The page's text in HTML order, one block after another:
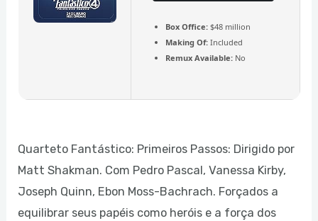
Box Office:$48 million
Making Of:Included
Remux Available:No
Quarteto Fantástico: Primeiros Passos: Dirigido por
Matt Shakman. Com Pedro Pascal, Vanessa Kirby,
Joseph Quinn, Ebon Moss-Bachrach. Forçados a
equilibrar seus papéis como heróis e a força dos